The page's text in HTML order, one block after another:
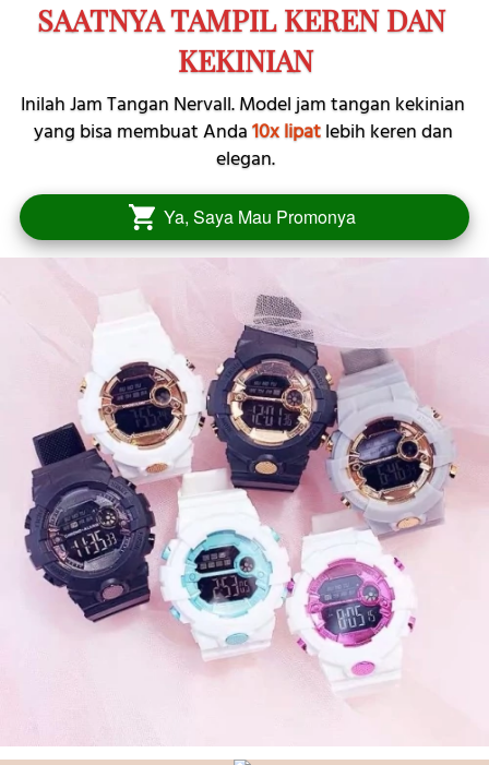
SAATNYA TAMPIL KEREN DAN
KEKINIAN
Inilah Jam Tangan Nervall. Model jam tangan kekinian
yang bisa membuat Anda 10x lipat lebih keren dan
elegan.
` Ya, Saya Mau Promonya